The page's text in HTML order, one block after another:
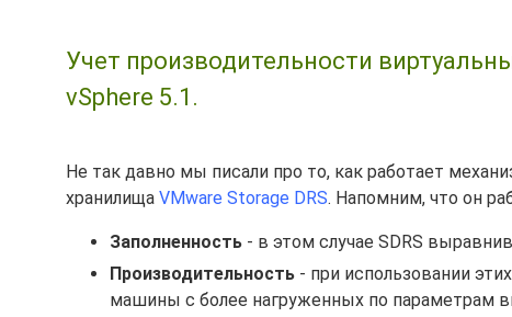
Учет производительности
vSphere 5.1.
Не так давно мы писали про то, как работает
хранилища VMware Storage DRS. Напомним, что он
Заполненность - в этом случае SDRS
Производительность - при использовании
машины с более нагруженных по параметрам